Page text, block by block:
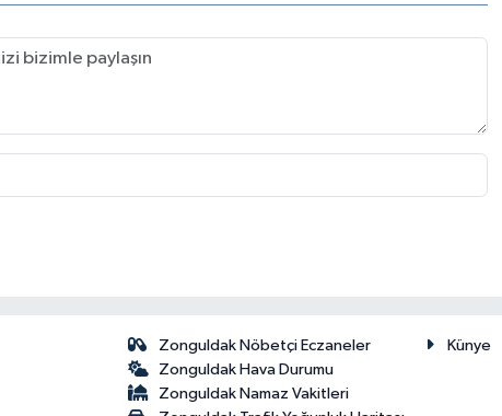
Zonguldak Nöbetçi Eczaneler
Zonguldak Hava Durumu
Zonguldak Namaz Vakitleri
Künye